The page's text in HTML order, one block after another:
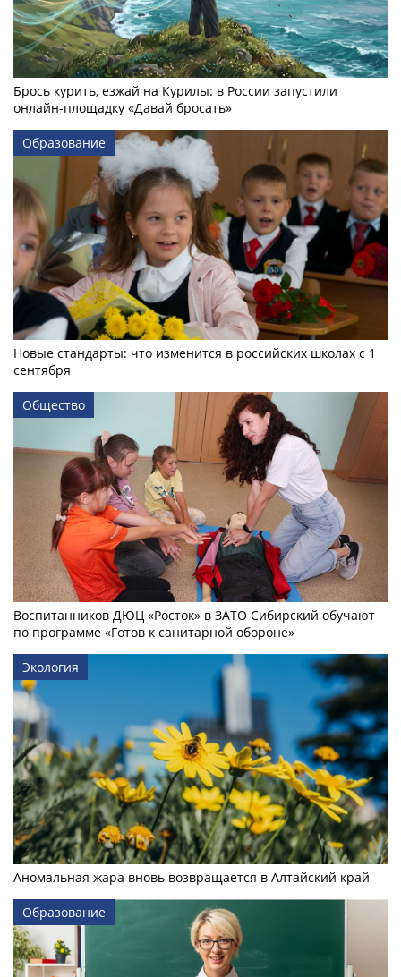
Брось курить, езжай на Курилы: в России запустили
онлайн-­площадку «Давай бросать»
Образование
Новые стандарты: что изменится в российских школах с 1
сентября
Общество
Воспитанников ДЮЦ «Росток» в ЗАТО Сибирский обучают
по программе «Готов к санитарной обороне»
Экология
Аномальная жара вновь возвращается в Алтайский край
Образование